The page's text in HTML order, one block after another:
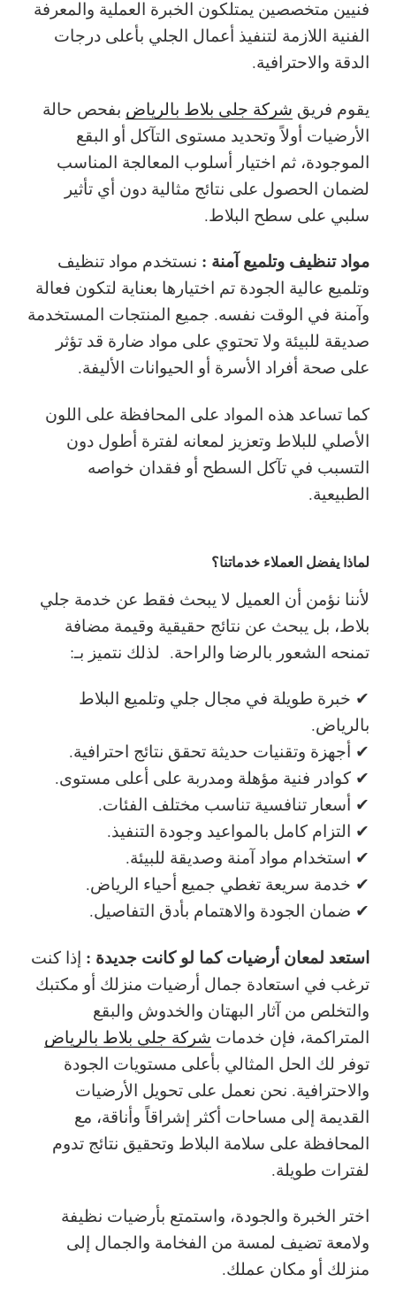
فنيين متخصصين يمتلكون الخبرة العملية والمعرفة
الفنية اللازمة لتنفيذ أعمال الجلي بأعلى درجات
الدقة والاحترافية.
يقوم فريق شركة جلي بلاط بالرياض بفحص حالة
الأرضيات أولاً وتحديد مستوى التآكل أو البقع
الموجودة، ثم اختيار أسلوب المعالجة المناسب
لضمان الحصول على نتائج مثالية دون أي تأثير
سلبي على سطح البلاط.
مواد تنظيف وتلميع آمنة : نستخدم مواد تنظيف
وتلميع عالية الجودة تم اختيارها بعناية لتكون فعالة
وآمنة في الوقت نفسه. جميع المنتجات المستخدمة
صديقة للبيئة ولا تحتوي على مواد ضارة قد تؤثر
على صحة أفراد الأسرة أو الحيوانات الأليفة.
كما تساعد هذه المواد على المحافظة على اللون
الأصلي للبلاط وتعزيز لمعانه لفترة أطول دون
التسبب في تآكل السطح أو فقدان خواصه
الطبيعية.
لماذا يفضل العملاء خدماتنا؟
لأننا نؤمن أن العميل لا يبحث فقط عن خدمة جلي
بلاط، بل يبحث عن نتائج حقيقية وقيمة مضافة
تمنحه الشعور بالرضا والراحة. لذلك نتميز بـ:
✔ خبرة طويلة في مجال جلي وتلميع البلاط
بالرياض.
✔ أجهزة وتقنيات حديثة تحقق نتائج احترافية.
✔ كوادر فنية مؤهلة ومدربة على أعلى مستوى.
✔ أسعار تنافسية تناسب مختلف الفئات.
✔ التزام كامل بالمواعيد وجودة التنفيذ.
✔ استخدام مواد آمنة وصديقة للبيئة.
✔ خدمة سريعة تغطي جميع أحياء الرياض.
✔ ضمان الجودة والاهتمام بأدق التفاصيل.
استعد لمعان أرضيات كما لو كانت جديدة : إذا كنت
ترغب في استعادة جمال أرضيات منزلك أو مكتبك
والتخلص من آثار البهتان والخدوش والبقع
المتراكمة، فإن خدمات شركة جلي بلاط بالرياض
توفر لك الحل المثالي بأعلى مستويات الجودة
والاحترافية. نحن نعمل على تحويل الأرضيات
القديمة إلى مساحات أكثر إشراقاً وأناقة، مع
المحافظة على سلامة البلاط وتحقيق نتائج تدوم
لفترات طويلة.
اختر الخبرة والجودة، واستمتع بأرضيات نظيفة
ولامعة تضيف لمسة من الفخامة والجمال إلى
منزلك أو مكان عملك.